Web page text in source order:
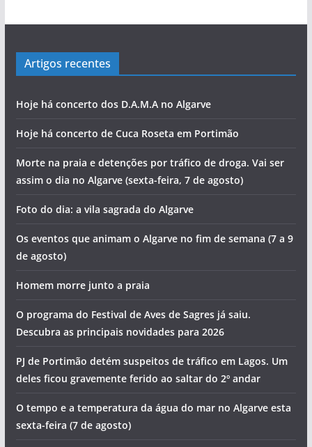
Artigos recentes
Hoje há concerto dos D.A.M.A no Algarve
Hoje há concerto de Cuca Roseta em Portimão
Morte na praia e detenções por tráfico de droga. Vai ser
assim o dia no Algarve (sexta-feira, 7 de agosto)
Foto do dia: a vila sagrada do Algarve
Os eventos que animam o Algarve no fim de semana (7 a 9
de agosto)
Homem morre junto a praia
O programa do Festival de Aves de Sagres já saiu.
Descubra as principais novidades para 2026
PJ de Portimão detém suspeitos de tráfico em Lagos. Um
deles ficou gravemente ferido ao saltar do 2º andar
O tempo e a temperatura da água do mar no Algarve esta
sexta-feira (7 de agosto)